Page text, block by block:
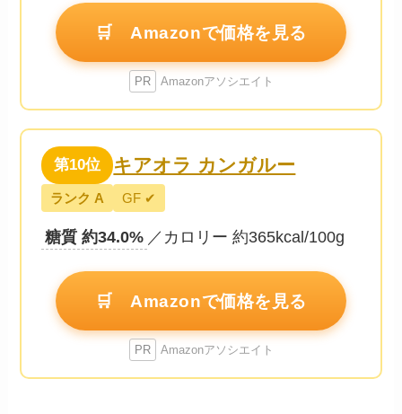
🛒 Amazonで価格を見る
PR Amazonアソシエイト
第10位 キアオラ カンガルー
ランク A GF ✔
糖質 約34.0% ／カロリー 約365kcal/100g
🛒 Amazonで価格を見る
PR Amazonアソシエイト